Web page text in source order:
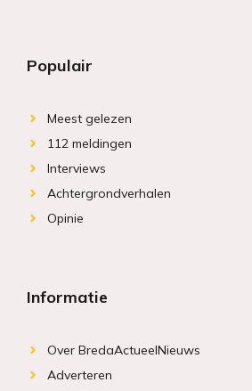
Populair
Meest gelezen
112 meldingen
Interviews
Achtergrondverhalen
Opinie
Informatie
Over BredaActueelNieuws
Adverteren